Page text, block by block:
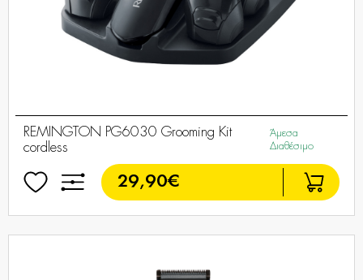
REMINGTON PG6030 Grooming Kit
cordless
Άμεσα
Διαθέσιμο
29,90€